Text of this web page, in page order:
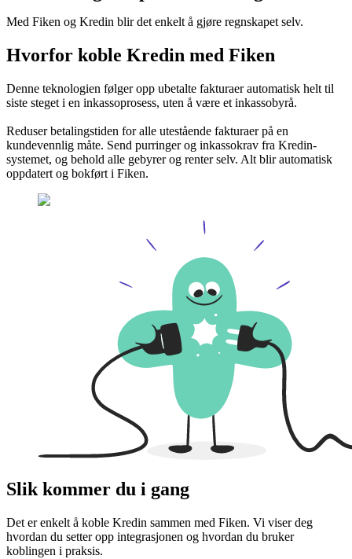
Med Fiken og Kredin blir det enkelt å gjøre regnskapet selv.
Hvorfor koble Kredin med Fiken
Denne teknologien følger opp ubetalte fakturaer automatisk helt til
siste steget i en inkassoprosess, uten å være et inkassobyrå.
Reduser betalingstiden for alle utestående fakturaer på en
kundevennlig måte. Send purringer og inkassokrav fra Kredin-
systemet, og behold alle gebyrer og renter selv. Alt blir automatisk
oppdatert og bokført i Fiken.
Slik kommer du i gang
Det er enkelt å koble Kredin sammen med Fiken. Vi viser deg
hvordan du setter opp integrasjonen og hvordan du bruker
koblingen i praksis.